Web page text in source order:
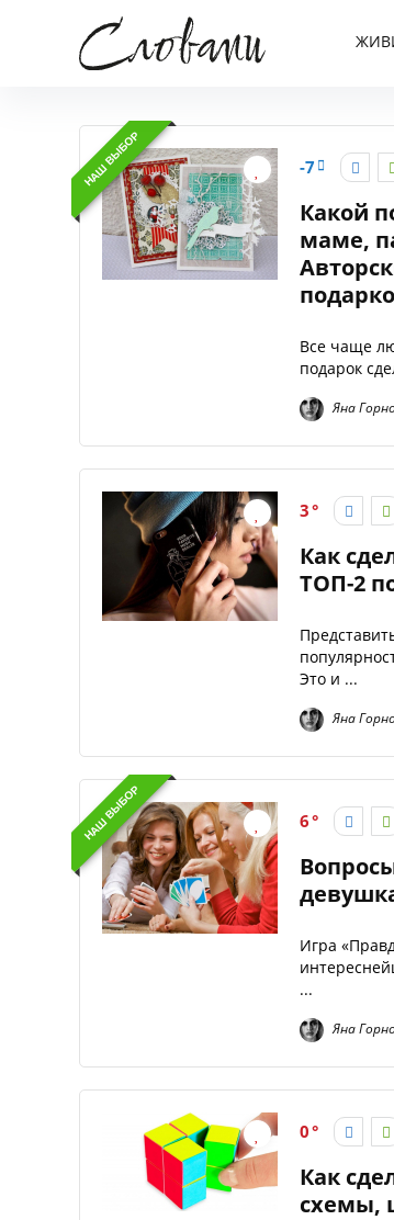
НАШ ВЫБОР -7
Какой
маме,
Все чаще
подарок
Яна
3
Как
ТОП-2
Это и ...
Яна
НАШ ВЫБОР 6
Игра
...
Яна
0
Как
схемы,